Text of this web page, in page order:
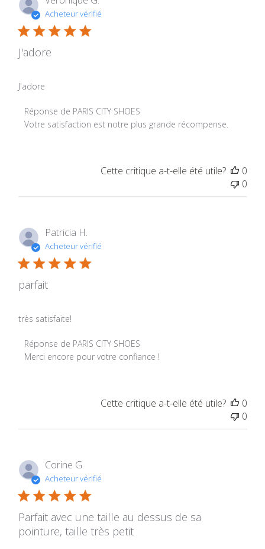
Acheteur vérifié
J'adore
J'adore
Commentaires du propriétaire du magasin sur l'examen
Réponse de PARIS CITY SHOES
Votre satisfaction est notre plus grande récompense.
Cette critique a-t-elle été utile?
0
0
Patricia H.
Acheteur vérifié
parfait
très satisfaite!
Commentaires du propriétaire du magasin sur l'examen
Réponse de PARIS CITY SHOES
Merci encore pour votre confiance !
Cette critique a-t-elle été utile?
0
0
Corine G.
Acheteur vérifié
Parfait avec une taille au dessus de sa
pointure, taille très petit